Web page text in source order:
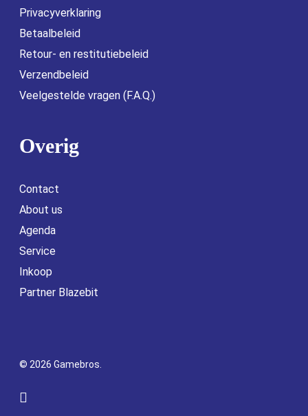
Privacyverklaring
Betaalbeleid
Retour- en restitutiebeleid
Verzendbeleid
Veelgestelde vragen (F.A.Q.)
Overig
Contact
About us
Agenda
Service
Inkoop
Partner Blazebit
© 2026 Gamebros.
facebook